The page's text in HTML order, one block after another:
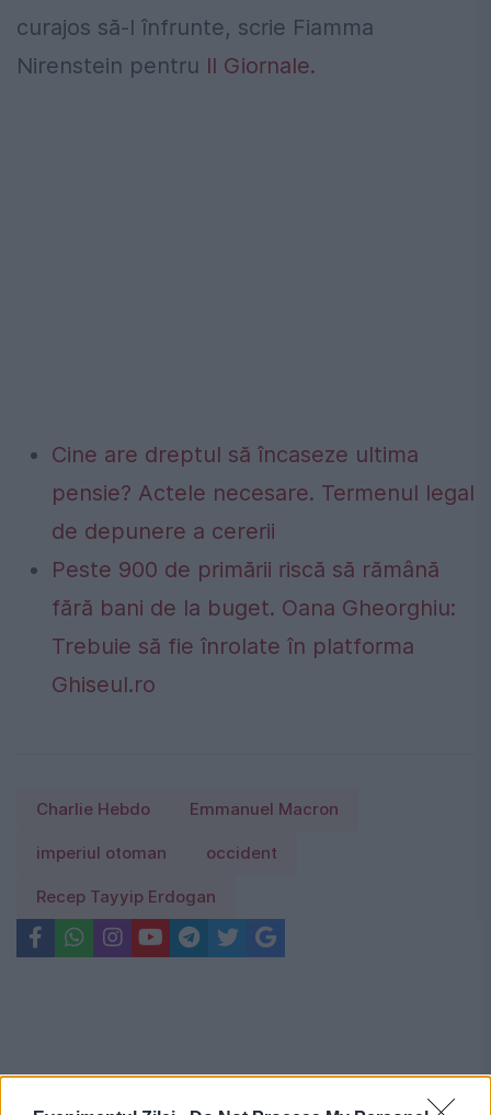
curajos să-l înfrunte, scrie Fiamma
Nirenstein pentru Il Giornale.
Cine are dreptul să încaseze ultima
pensie? Actele necesare. Termenul legal
de depunere a cererii
Peste 900 de primării riscă să rămână
fără bani de la buget. Oana Gheorghiu:
Trebuie să fie înrolate în platforma
Ghiseul.ro
Charlie Hebdo Emmanuel Macron
imperiul otoman occident
Recep Tayyip Erdogan